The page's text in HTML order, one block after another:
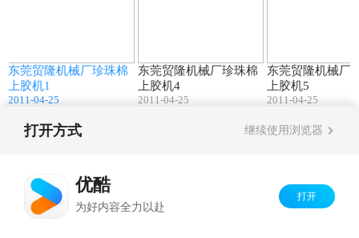
东莞贸隆机械厂珍珠棉
上胶机1
2011-04-25
东莞贸隆机械厂珍珠棉
上胶机4
2011-04-25
东莞贸隆机械厂
上胶机5
2011-04-25
打开方式 继续使用浏览器
优酷
为好内容全力以赴
打开